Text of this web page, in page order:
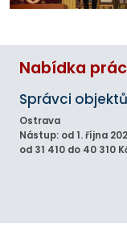
Nabídka
Správci objektů
Ostrava
Nástup: od 1. října
od 31 410 do 40 310